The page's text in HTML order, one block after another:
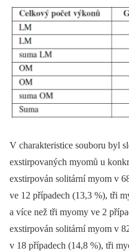
V charakteristice souboru byl
exstirpovaných myomů u
exstirpován solitární myom v
ve 12 případech (13,3 %), tři
a více než tři myomy ve 2
exstirpován solitární myom v
v 18 případech (14,8 %), tři